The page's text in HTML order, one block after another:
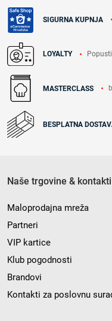
SIGURNA KUPNJA
LOYALTY
MASTERCLASS
BESPLATNA
Naše trgovine & kontakti
Maloprodajna mreža
Partneri
VIP kartice
Klub pogodnosti
Brandovi
Kontakti za poslovnu